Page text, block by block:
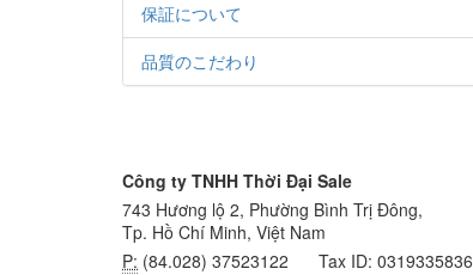
保証について
品質のこだわり
Công ty TNHH Thời Đại Sale
743 Hương lộ 2, Phường Bình Trị Đông,
Tp. Hồ Chí Minh, Việt Nam
P: (84.028) 37523122
Tax ID: 0319335836